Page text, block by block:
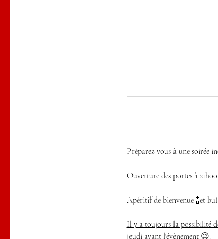
Préparez-vous à une soirée
Ouverture des portes à
Apéritif de bienvenue 🍾et
Il y a toujours la possibilité
jeudi avant l'évènement 😉.